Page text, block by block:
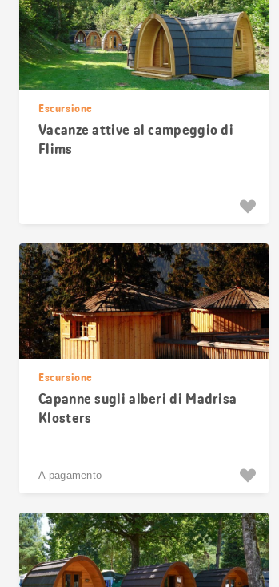
Escursione
Vacanze attive al campeggio di
Flims
Escursione
Capanne sugli alberi di Madrisa
Klosters
A pagamento